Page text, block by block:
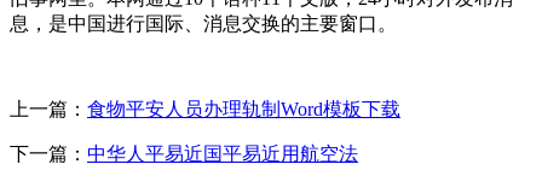
息，是中国进行国际、消息交换的主要窗口。
上一篇： 食物平安人员办理轨制Word模板下载
下一篇： 中华人平易近国平易近用航空法